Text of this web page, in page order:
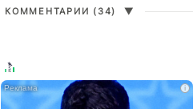
КОММЕНТАРИИ (34) ▼
i